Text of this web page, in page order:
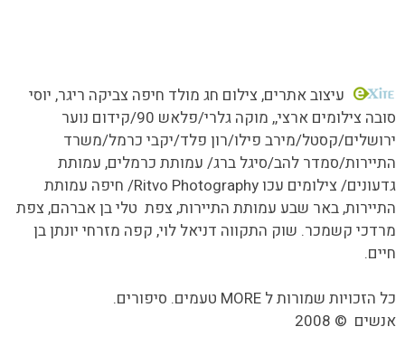
עיצוב אתרים, צילום חג מולד חיפה צביקה ריגר, יוסי
סובה צילומים ארצי,, מוקה גלרי/
פלאש 90/קידום נוער
ירושלים/קסטל/מירב פילו/רון פלד/יקבי כרמל/משרד
התיירות/סמדר להב/סיגל ברג/ עמותת כרמלים, עמותת
גדעונים/ צילומים עכו Ritvo Photography/ חיפה עמותת
התיירות, באר שבע עמותת התיירות, צפת טלי בן אברהם, צפת
מרדכי קשמכר. שוק התקווה דניאל לוי, קפה מזרחי יונתן בן
חיים.
כל הזכויות שמורות ל MORE טעמים. סיפורים.
אנשים ©
2008